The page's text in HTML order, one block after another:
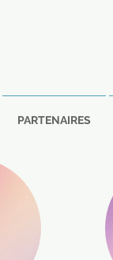
PARTENAIRES